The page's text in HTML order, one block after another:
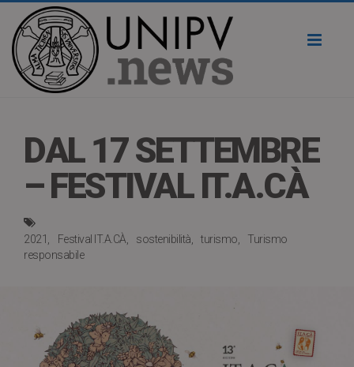
DAL 17 SETTEMBRE
– FESTIVAL IT.A.CÀ
2021 Festival IT.A.CÀ sostenibilità turismo
Turismo
responsabile